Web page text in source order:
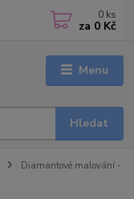
Menu
Hledat
0 ks
za 0 Kč
Diamantové malování -